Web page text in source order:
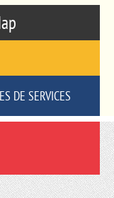
DE SERVICES